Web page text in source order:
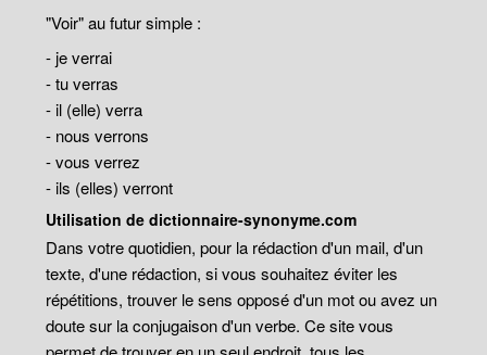
"Voir" au futur simple :
- je verrai
- tu verras
- il (elle) verra
- nous verrons
- vous verrez
- ils (elles) verront
Utilisation de dictionnaire-synonyme.com
Dans votre quotidien, pour la rédaction d'un mail, d'un
texte, d'une rédaction, si vous souhaitez éviter les
répétitions, trouver le sens opposé d'un mot ou avez un
doute sur la conjugaison d'un verbe. Ce site vous